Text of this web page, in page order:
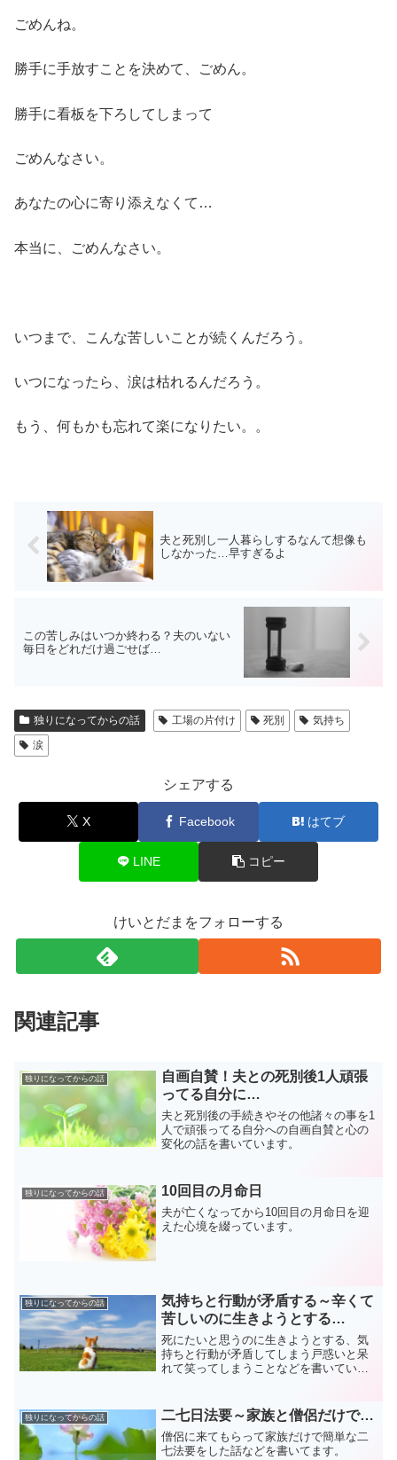
ごめんね。
勝手に手放すことを決めて、ごめん。
勝手に看板を下ろしてしまって
ごめんなさい。
あなたの心に寄り添えなくて…
本当に、ごめんなさい。
いつまで、こんな苦しいことが続くんだろう。
いつになったら、涙は枯れるんだろう。
もう、何もかも忘れて楽になりたい。。
夫と死別し一人暮らしするなんて想像も
しなかった…早すぎるよ
この苦しみはいつか終わる？夫のいない
毎日をどれだけ過ごせば…
独りになってからの話 工場の片付け 死別
気持ち
涙
シェアする
X Facebook はてブ
LINE コピー
けいとだまをフォローする
関連記事
独りになってからの話
自画自賛！夫との死別後1人頑張
ってる自分に…
夫と死別後の手続きやその他諸々の事を1
人で頑張ってる自分への自画自賛と心の
変化の話を書いています。
独りになってからの話 10回目の月命日
夫が亡くなってから10回目の月命日を迎
えた心境を綴っています。
独りになってからの話
気持ちと行動が矛盾する～辛くて
苦しいのに生きようとする…
死にたいと思うのに生きようとする、気
持ちと行動が矛盾してしまう戸惑いと呆
れて笑ってしまうことなどを書いていま
独りになってからの話 二七日法要～家族と僧侶だけで…
僧侶に来てもらって家族だけで簡単な二
七法要をした話などを書いてます。